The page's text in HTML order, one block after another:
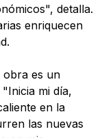
detalla.
enriquecen
obra es un
mi día,
en la
las nuevas